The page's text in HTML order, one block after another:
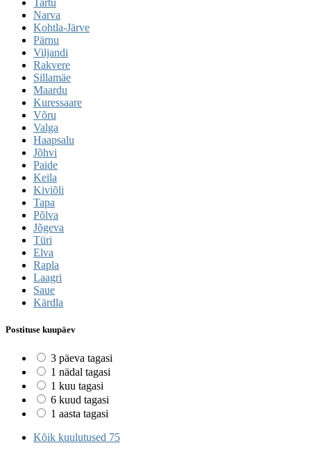
Narva
Kohtla-Järve
Pärnu
Viljandi
Rakvere
Sillamäe
Maardu
Kuressaare
Võru
Valga
Haapsalu
Jõhvi
Paide
Keila
Kiviõli
Tapa
Põlva
Jõgeva
Türi
Elva
Rapla
Laagri
Saue
Kärdla
Postituse kuupäev
3 päeva tagasi
1 nädal tagasi
1 kuu tagasi
6 kuud tagasi
1 aasta tagasi
Kõik kuulutused 75